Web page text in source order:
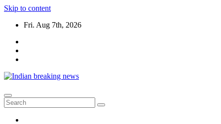
Skip to content
Fri. Aug 7th, 2026